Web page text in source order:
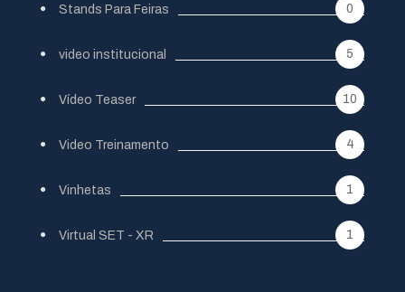
Stands Para Feiras 0
video institucional 5
Vídeo Teaser 10
Video Treinamento 4
Vinhetas 1
Virtual SET - XR 1